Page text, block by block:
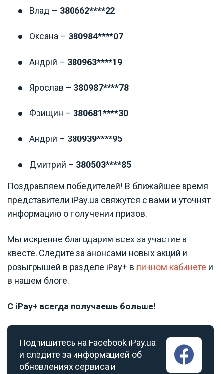
Влад – 380662****22
Оксана – 380984****07
Андрій – 380963****19
Ярослав – 380987****78
Фрищин – 380681****30
Андрій – 380939****95
Дмитрий – 380503****85
Поздравляем победителей! В ближайшее время
представители iPay.ua свяжутся с вами и уточнят
информацию о получении призов.
Мы искренне благодарим всех за участие в
квесте. Следите за анонсами новых акций и
розыгрышей в разделе iPay+ в личном кабинете и
в нашем блоге.
С iPay+ всегда получаешь больше!
Подпишитесь на Facebook iPay.ua
и следите за информацией об
обновлениях сервиса и